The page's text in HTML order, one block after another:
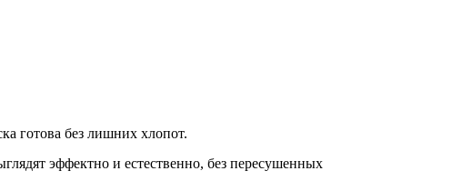
готова без лишних хлопот.
эффектно и естественно, без пересушенных